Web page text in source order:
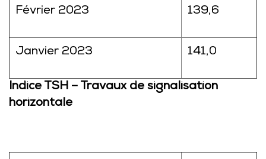
Février 2023 139,6
Janvier 2023 141,0
Indice TSH – Travaux de signalisation
horizontale